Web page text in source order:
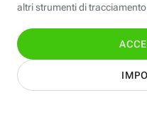
EBFC<BannerID>